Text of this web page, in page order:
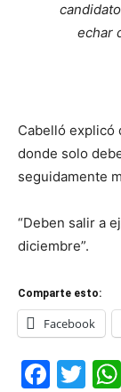
echar
Cabelló explicó
donde solo
seguidamente
“Deben salir a
diciembre”.
Comparte esto:
Facebook